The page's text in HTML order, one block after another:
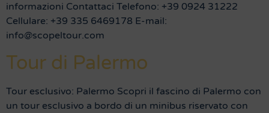
informazioni Contattaci Telefono: +39 0924 31222
Cellulare: +39 335 6469178 E-mail:
info@scopeltour.com
Tour di Palermo
Tour esclusivo: Palermo Scopri il fascino di Palermo con
un tour esclusivo a bordo di un minibus riservato con